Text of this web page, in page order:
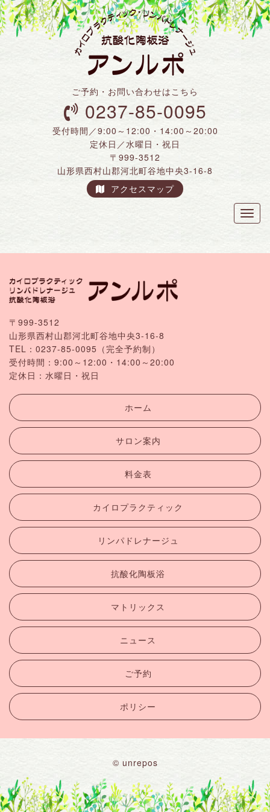
ご予約・お問い合わせはこちら
0237-85-0095
受付時間／9:00～12:00・14:00～20:00
定休日／水曜日・祝日
〒999-3512
山形県西村山郡河北町谷地中央3-16-8
アクセスマップ
〒999-3512
山形県西村山郡河北町谷地中央3-16-8
TEL： 0237-85-0095 （完全予約制）
受付時間：9:00～12:00・14:00～20:00
定休日：水曜日・祝日
ホーム
サロン案内
料金表
カイロプラクティック
リンパドレナージュ
抗酸化陶板浴
マトリックス
ニュース
ご予約
ポリシー
© unrepos